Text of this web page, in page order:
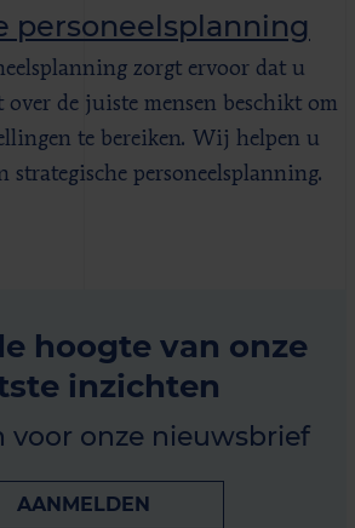
personeelsplanning
zorgt ervoor dat u
over de juiste mensen beschikt om
te bereiken. Wij helpen u
strategische personeelsplanning.
hoogte van onze
inzichten
voor onze nieuwsbrief
AANMELDEN